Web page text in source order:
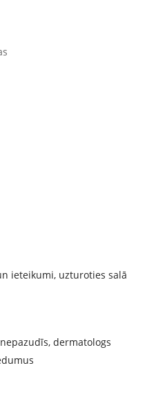
ieteikumi, uzturoties salā
dermatologs